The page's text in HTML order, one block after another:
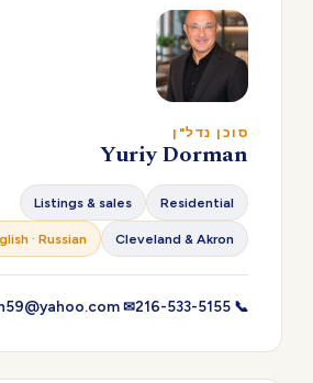
סוכן נדל"ן
Yuriy Dorman
Residential
Listings & sales
Cleveland & Akron
English · Russian
✉ ydorman59@yahoo.com